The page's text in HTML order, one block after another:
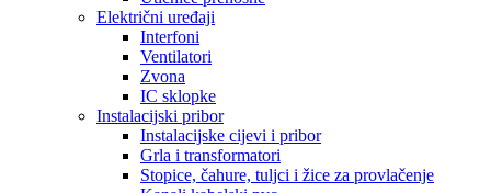
Električni uređaji
Interfoni
Ventilatori
Zvona
IC sklopke
Instalacijski pribor
Instalacijske cijevi i pribor
Grla i transformatori
Stopice, čahure, tuljci i žice za provlačenje